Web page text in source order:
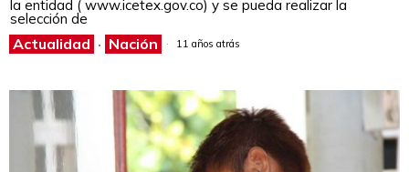
la entidad ( www.icetex.gov.co) y se pueda realizar la
selección de
Actualidad · Nación 11 años atrás